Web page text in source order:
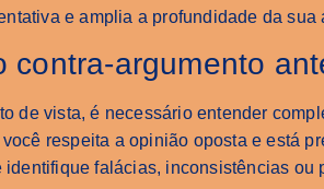
e amplia a profundidade da sua
contra-argumento
de vista, é necessário entender
respeita a opinião oposta e está
falácias, inconsistências ou